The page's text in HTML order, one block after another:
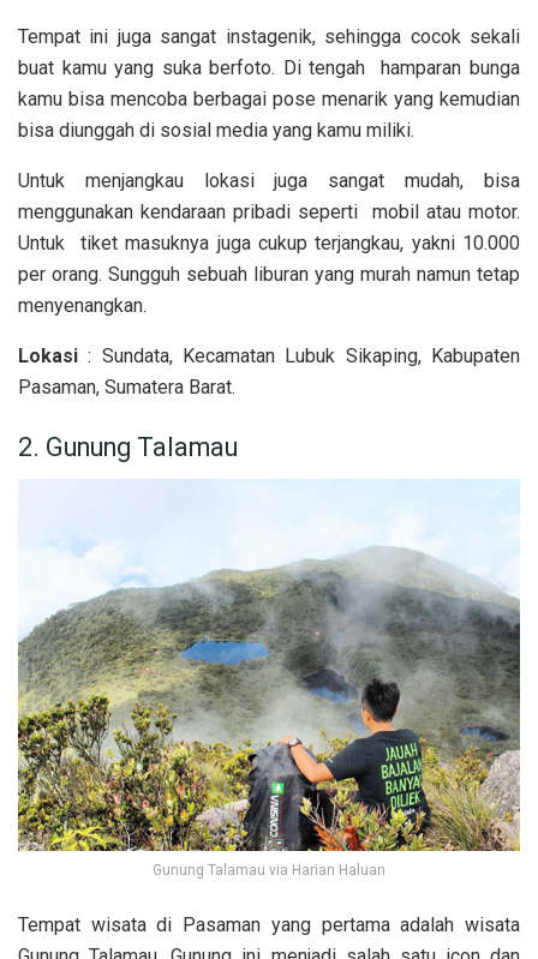
Tempat ini juga sangat instagenik, sehingga cocok sekali
buat kamu yang suka berfoto. Di tengah hamparan bunga
kamu bisa mencoba berbagai pose menarik yang kemudian
bisa diunggah di sosial media yang kamu miliki.
Untuk menjangkau lokasi juga sangat mudah, bisa
menggunakan kendaraan pribadi seperti mobil atau motor.
Untuk tiket masuknya juga cukup terjangkau, yakni 10.000
per orang. Sungguh sebuah liburan yang murah namun tetap
menyenangkan.
Lokasi : Sundata, Kecamatan Lubuk Sikaping, Kabupaten
Pasaman, Sumatera Barat.
2. Gunung Talamau
Gunung Talamau via Harian Haluan
Tempat wisata di Pasaman yang pertama adalah wisata